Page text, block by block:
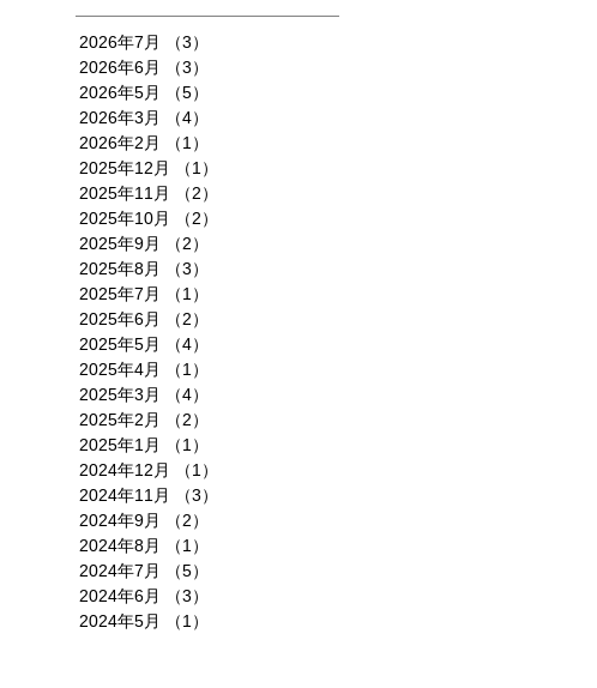
2026年7月 （3）
2026年6月
（3）
2026年5月
（5）
2026年3月
（4）
2026年2月
（1）
2025年12月
（1）
2025年11月
（2）
2025年10月
（2）
2025年9月
（2）
2025年8月
（3）
2025年7月
（1）
2025年6月
（2）
2025年5月
（4）
2025年4月
（1）
2025年3月
（4）
2025年2月
（2）
2025年1月
（1）
2024年12月
（1）
2024年11月
（3）
2024年9月
（2）
2024年8月
（1）
2024年7月
（5）
2024年6月
（3）
2024年5月
（1）